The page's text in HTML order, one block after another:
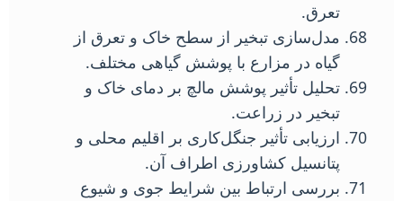
تعرق.
مدل‌سازی تبخیر از سطح خاک و تعرق از
گیاه در مزارع با پوشش گیاهی مختلف.
تحلیل تأثیر پوشش مالچ بر دمای خاک و
تبخیر در زراعت.
ارزیابی تأثیر جنگل‌کاری بر اقلیم محلی و
پتانسیل کشاورزی اطراف آن.
بررسی ارتباط بین شرایط جوی و شیوع